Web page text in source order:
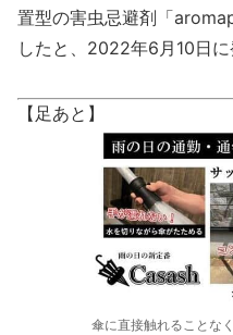
置型の害虫忌避剤「
したと、2022年6月10日に
【足あと】
傘に直接触れることな